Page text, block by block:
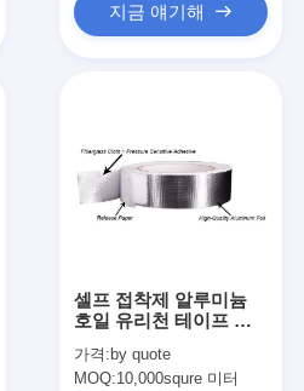
지금 얘기해
셀프 접착제 알루미늄
호일 유리천 테이프 추
가격: by quote
MOQ:10,000squre 미터